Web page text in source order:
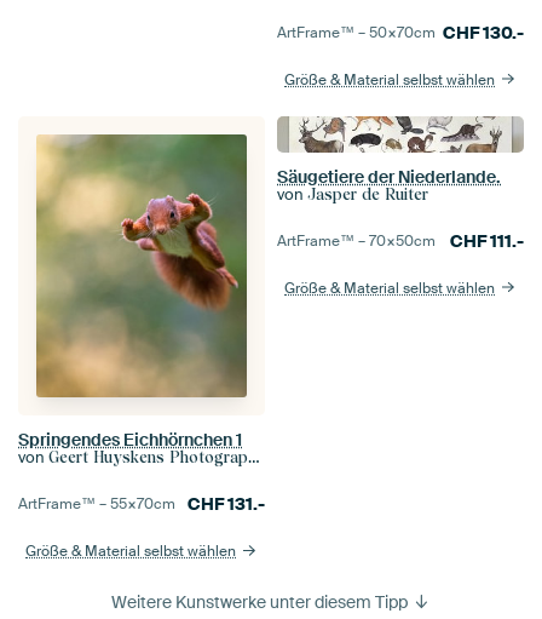
ArtFrame™ –50×70cm CHF130.-
Größe & Material selbst wählen
Springendes Eichhörnchen 1
von Geert Huyskens Photography
ArtFrame™ –55×70cm CHF131.-
Größe & Material selbst wählen
Säugetiere der Niederlande.
von Jasper de Ruiter
ArtFrame™ –70×50cm CHF111.-
Größe & Material selbst wählen
Weitere Kunstwerke unter diesem Tipp